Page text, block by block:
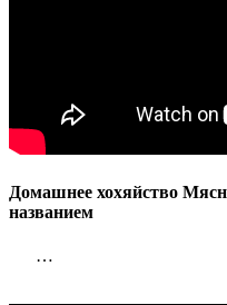
Домашнее хохяйство
названием
…